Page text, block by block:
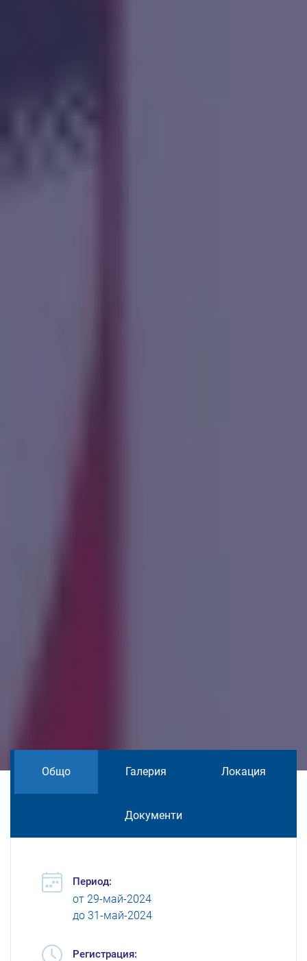
Общо Галерия Локация
Документи
Период:
от 29-май-2024
до 31-май-2024
Регистрация: